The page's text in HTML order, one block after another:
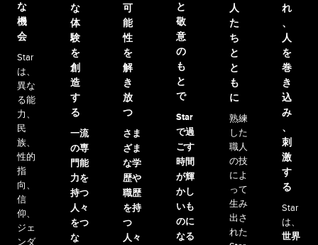
な
機
会
Star
は、
異な
る能
力、
民
族、
性的
指
向、
信
仰、
ジェ
ンダ
な
体
験
を
創
造
す
る
一流
の専
門能
力を
持つ
人々
をつ
な
可
能
性
を
解
き
放
つ
さま
ざま
な学
歴や
職歴
を持
つ
人々
と
敬
意
の
も
と
で
Star
で過
ごす
時間
が輝
かし
いも
のに
なる
人
た
ち
と
と
も
に
熟練
した
職人
の技
によ
って
生み
出さ
れた
れ
、
人
を
巻
き
込
み
、
刺
激
す
る
Star
は、
世界